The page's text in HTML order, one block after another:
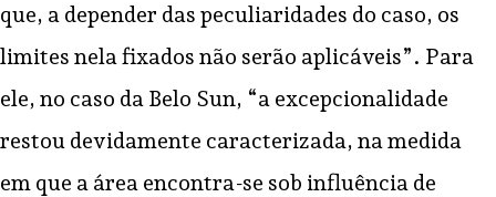
que, a depender das peculiaridades do caso, os
limites nela fixados não serão aplicáveis”. Para
ele, no caso da Belo Sun, “a excepcionalidade
restou devidamente caracterizada, na medida
em que a área encontra-se sob influência de